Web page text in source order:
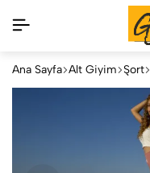
Ana Sayfa Alt Giyim Şort